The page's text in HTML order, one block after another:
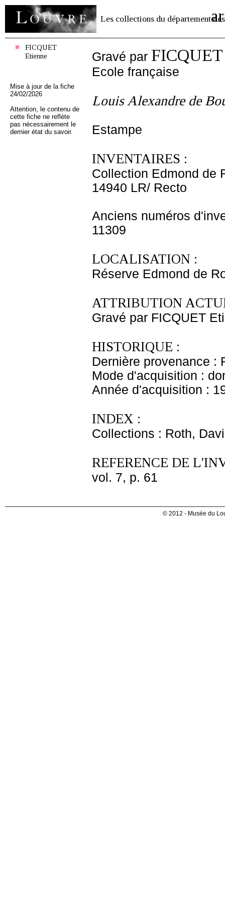
Les collections du département des
FICQUET
Etienne
Mise à jour de la fiche
24/02/2026
Attention, le contenu de
cette fiche ne reflète
pas nécessairement le
dernier état du savoir.
Gravé par
Ecole française
Louis Alexandre de
Estampe
INVENTAIRES :
Collection Edmond de
14940 LR/ Recto
Anciens numéros
11309
LOCALISATION :
Réserve Edmond de
ATTRIBUTION
Gravé par FICQUET
HISTORIQUE :
Dernière provenance :
Mode d'acquisition :
Année d'acquisition :
INDEX :
Collections : Roth,
REFERENCE DE
vol. 7, p. 61
© 2012 - Musée du